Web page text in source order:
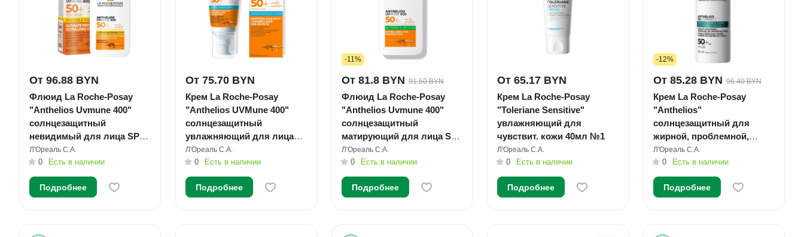
От 96.88 BYN
Флюид La Roche-Posay
"Anthelios Uvmune 400"
солнцезащитный
невидимый для лица SPF
50+/PPD42 50мл №1
Л'Ореаль С.А.
0 Есть в наличии
Подробнее
От 75.70 BYN
Крем La Roche-Posay
"Anthelios UVMune 400"
солнцезащитный
увлажняющий для лица
SPF 50+/PPD30 50мл №1
Л'Ореаль С.А.
0 Есть в наличии
Подробнее
-11%
От 81.8 BYN 91.50 BYN
Флюид La Roche-Posay
"Anthelios Uvmune 400"
солнцезащитный
матирующий для лица SPF
50+/PPD56 50мл №1
Л'Ореаль С.А.
0 Есть в наличии
Подробнее
От 65.17 BYN
Крем La Roche-Posay
"Toleriane Sensitive"
увлажняющий для
чувствит. кожи 40мл №1
Л'Ореаль С.А.
0 Есть в наличии
Подробнее
-12%
От 85.28 BYN 96.40 BYN
Крем La Roche-Posay
"Anthelios"
солнцезащитный для
жирной, проблемной,
склонной к акне кожи лица
SPF 50+/PPD27 50мл №1
Л'Ореаль С.А.
0 Есть в наличии
Подробнее